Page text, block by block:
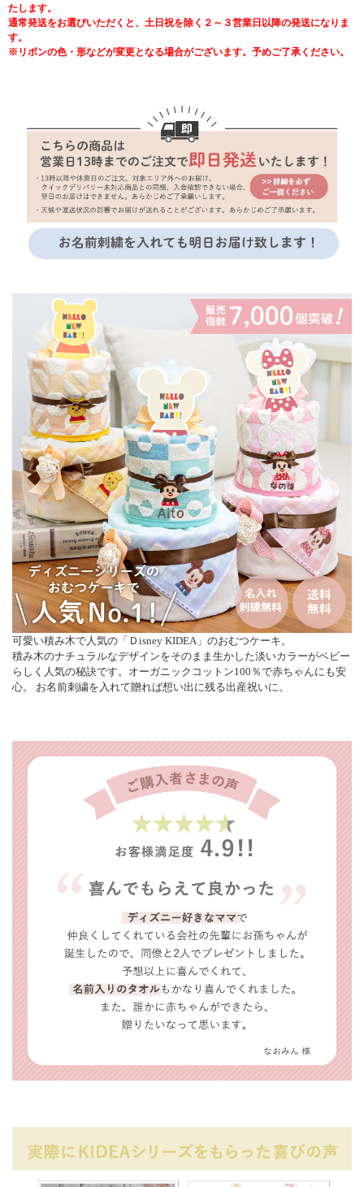
たします。
通常発送をお選びいただくと、土日祝を除く２～３営業日以降の発送になりま
す。
※リボンの色・形などが変更となる場合がございます。予めご了承ください。
可愛い積み木で人気の「Ｄisney KIDEA」のおむつケーキ。
積み木のナチュラルなデザインをそのまま生かした淡いカラーがベビー
らしく人気の秘訣です。オーガニックコットン100％で赤ちゃんにも安
心。 お名前刺繍を入れて贈れば想い出に残る出産祝いに。